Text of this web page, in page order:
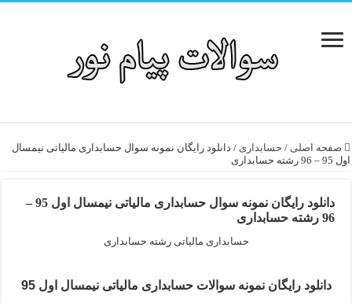
صفحه اصلی / حسابداری / دانلود رایگان نمونه سوال حسابداری مالیاتی نیمسال
اول 95 – 96 رشته حسابداری
دانلود رایگان نمونه سوال حسابداری مالیاتی نیمسال اول 95 –
96 رشته حسابداری
حسابداری مالیاتی رشته حسابداری
دانلود رایگان نمونه سوالات حسابداری مالیاتی نیمسال اول 95